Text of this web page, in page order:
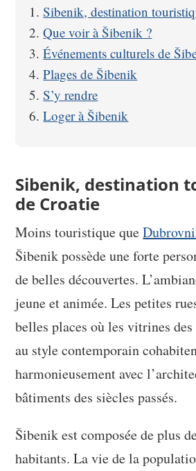
Sibenik, destination
Que voir à Šibenik ?
Événements culturels de
Plages de Šibenik
S’y rendre
Loger à Šibenik
Sibenik, destination
de Croatie
Moins touristique que
Šibenik possède une forte
de belles découvertes.
jeune et animée. Les petites
belles places où les vitrines
au style contemporain
harmonieusement avec
bâtiments des siècles passés.
Šibenik est composée de plus
habitants. La vie de la